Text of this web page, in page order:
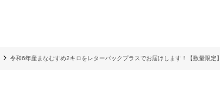
令和6年産まなむすめ2キロをレターパックプラスでお届けします！【数量限定】